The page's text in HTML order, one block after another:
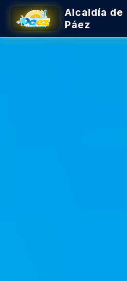
Alcaldía de
Páez